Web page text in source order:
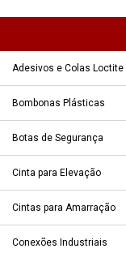
Adesivos e Colas Loctite
Bombonas Plásticas
Botas de Segurança
Cinta para Elevação
Cintas para Amarração
Conexões Industriais